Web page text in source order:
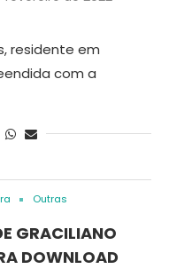
residente em
com a
Outras
GRACILIANO
DOWNLOAD